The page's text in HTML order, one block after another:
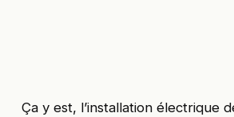
Ça y est, l’installation électrique